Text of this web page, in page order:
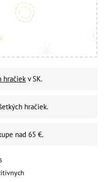
hračiek v SK.
hračiek.
nad 65 €.